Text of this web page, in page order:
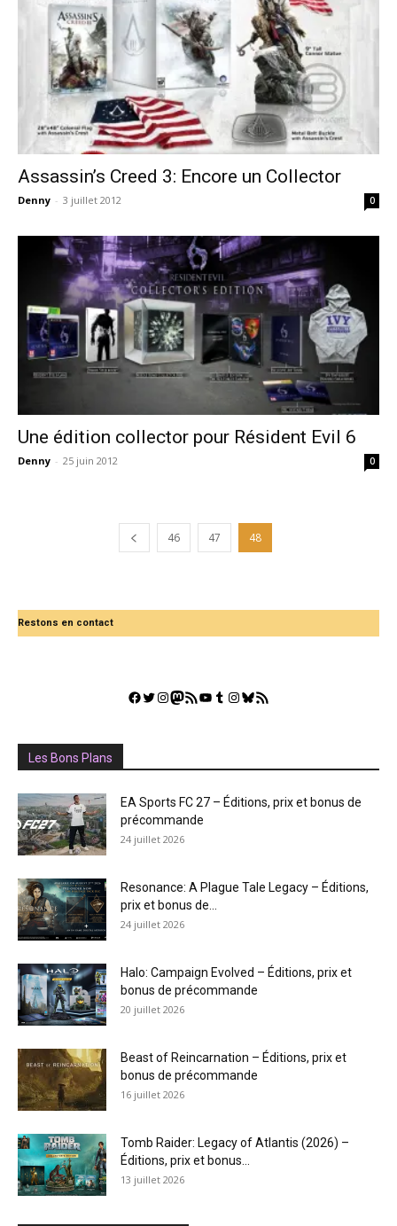
Assassin’s Creed 3: Encore un Collector
Denny - 3 juillet 2012 0
Une édition collector pour Résident Evil 6
Denny - 25 juin 2012 0
46 47 48
Restons en contact
Facebook
Twitter
Instagram
Mastodon
Flux RSSYouTube
Tumblr
Instagram
Bluesky
GestGame
Les Bons Plans
EA Sports FC 27 – Éditions, prix et bonus de
précommande
24 juillet 2026
Resonance: A Plague Tale Legacy – Éditions,
prix et bonus de...
24 juillet 2026
Halo: Campaign Evolved – Éditions, prix et
bonus de précommande
20 juillet 2026
Beast of Reincarnation – Éditions, prix et
bonus de précommande
16 juillet 2026
Tomb Raider: Legacy of Atlantis (2026) –
Éditions, prix et bonus...
13 juillet 2026